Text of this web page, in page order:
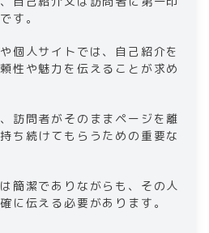
す。
個人サイトでは、自己紹介を
性や魅力を伝えることが求め
訪問者がそのままページを離
ち続けてもらうための重要な
簡潔でありながらも、その人
に伝える必要があります。​